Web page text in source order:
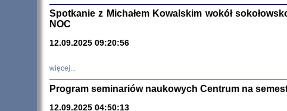
Spotkanie z Michałem Kowalskim wokół
NOC
12.09.2025 09:20:56
więcej...
Program seminariów naukowych Centrum na
12.09.2025 04:50:13